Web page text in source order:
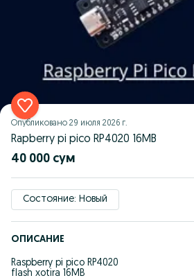
Опубликовано 29 июля 2026 г.
Rapberry pi pico RP4020 16MB
40 000 сум
Состояние: Новый
ОПИСАНИЕ
Raspberry pi pico RP4020
flash xotira 16MB